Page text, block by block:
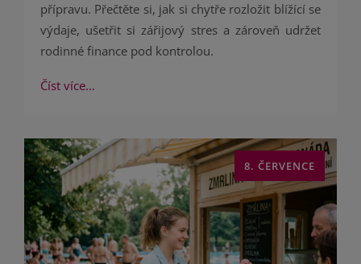
přípravu. Přečtěte si, jak si chytře rozložit blížící se
výdaje, ušetřit si zářijový stres a zároveň udržet
rodinné finance pod kontrolou.
Číst více...
8. ČERVENCE